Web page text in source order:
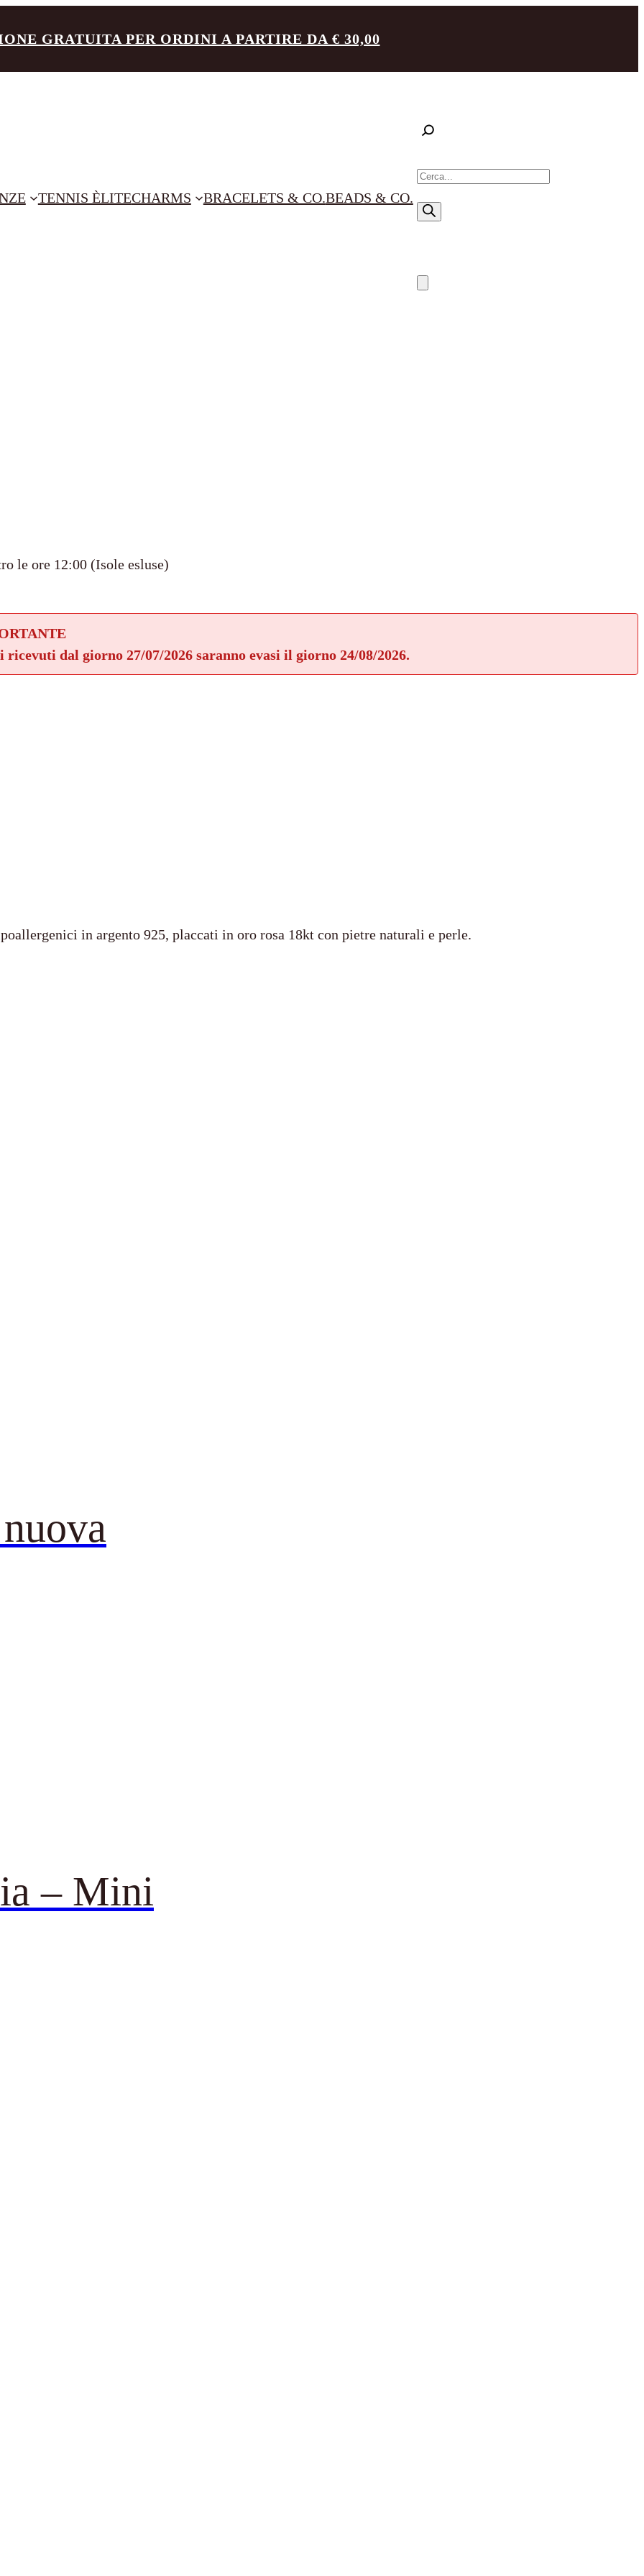
GRATUITA PER ORDINI A PARTIRE DA € 30,00
TENNIS ÈLITECHARMS BRACELETS & CO.BEADS & CO.
R
c
c
le ore 12:00 (Isole esluse)
dal giorno 27/07/2026 saranno evasi il giorno 24/08/2026.
in argento 925, placcati in oro rosa 18kt con pietre naturali e perle.
– Mini